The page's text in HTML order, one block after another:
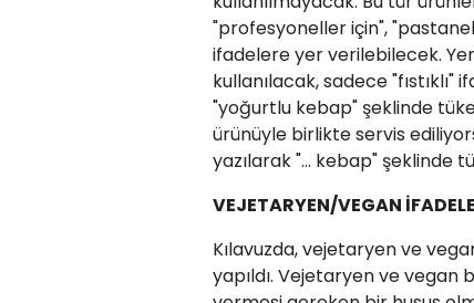
"profesyoneller için",
ifadelere yer verilebilecek. Yer
kullanılacak, sadece
"yoğurtlu kebap" şeklinde
ürünüyle birlikte servis
yazılarak "... kebap" şeklinde
VEJETARYEN/VEGAN
Kılavuzda, vejetaryen ve
yapıldı. Vejetaryen ve